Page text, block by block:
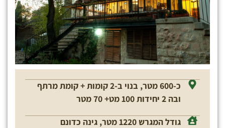
כ-600 מטר, בנוי ב-2 קומות + קומת מרתף
ובה 2 יחידות 100 מט+ 70 מטר
גודל המגרש 1220 מטר, גינה כדונם